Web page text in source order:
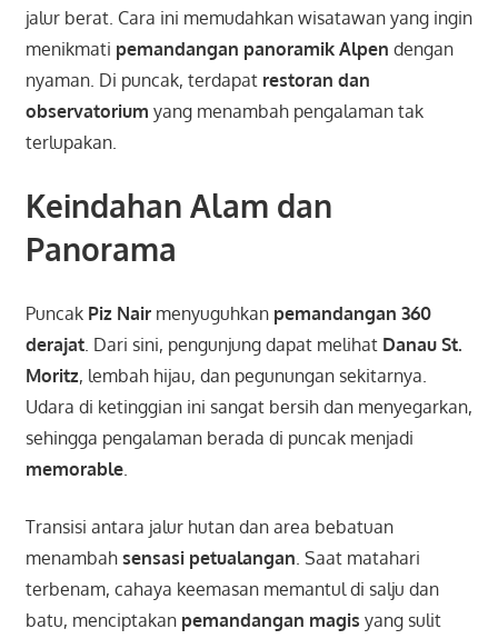
jalur berat. Cara ini memudahkan wisatawan yang ingin
menikmati pemandangan panoramik Alpen dengan
nyaman. Di puncak, terdapat restoran dan
observatorium yang menambah pengalaman tak
terlupakan.
Keindahan Alam dan
Panorama
Puncak Piz Nairmenyuguhkan pemandangan 360
derajat. Dari sini, pengunjung dapat melihat Danau St.
Moritz, lembah hijau, dan pegunungan sekitarnya.
Udara di ketinggian ini sangat bersih dan menyegarkan,
sehingga pengalaman berada di puncak menjadi
memorable.
Transisi antara jalur hutan dan area bebatuan
menambah sensasi petualangan. Saat matahari
terbenam, cahaya keemasan memantul di salju dan
batu, menciptakan pemandangan magis yang sulit